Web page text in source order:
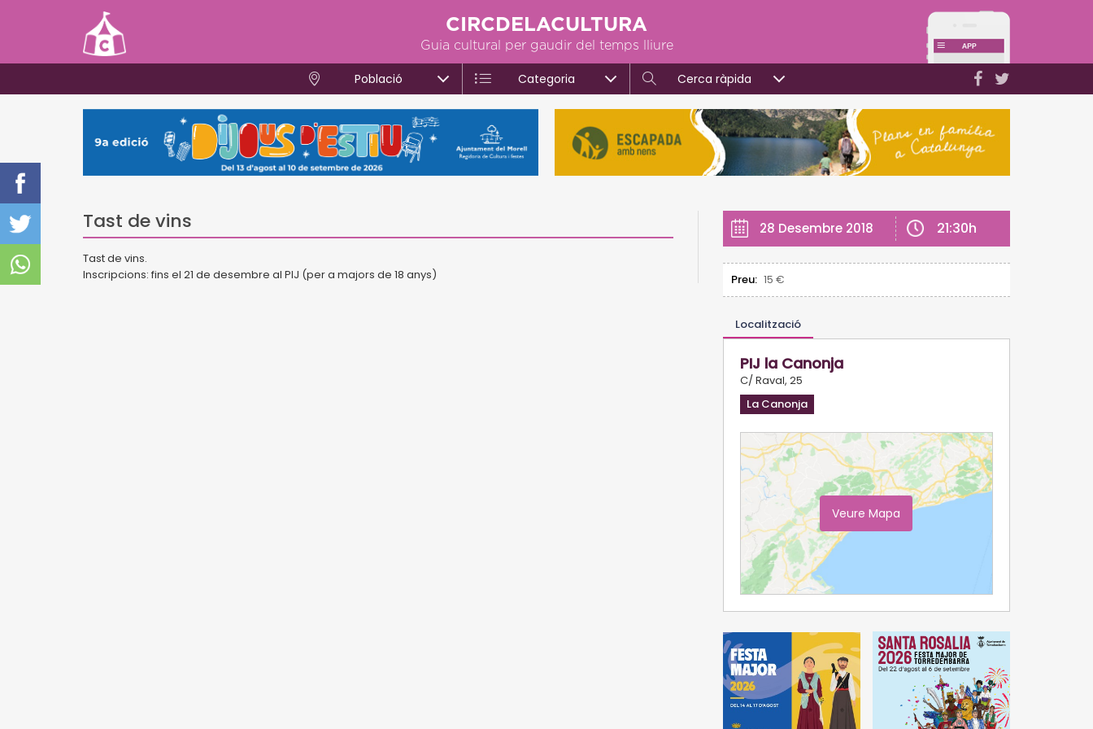
CIRCDELACULTURA
Guia cultural per gaudir del temps lliure
Població Categoria Cerca ràpida
Tast de vins
Tast de vins.
Inscripcions: fins el 21 de desembre al PIJ (per a majors de 18 anys)
28 Desembre 2018 21:30h
Preu: 15 €
Localització
PIJ la Canonja
C/ Raval, 25
La Canonja
Veure Mapa